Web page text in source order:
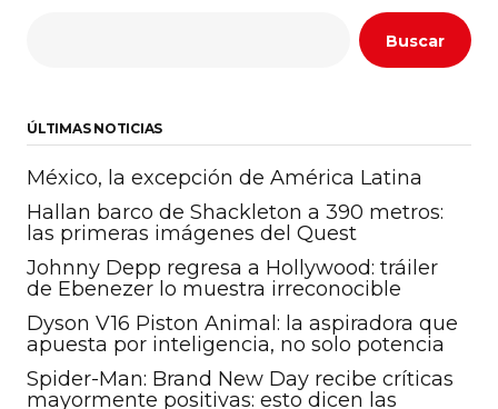
Buscar
ÚLTIMAS NOTICIAS
México, la excepción de América Latina
Hallan barco de Shackleton a 390 metros:
las primeras imágenes del Quest
Johnny Depp regresa a Hollywood: tráiler
de Ebenezer lo muestra irreconocible
Dyson V16 Piston Animal: la aspiradora que
apuesta por inteligencia, no solo potencia
Spider-Man: Brand New Day recibe críticas
mayormente positivas: esto dicen las